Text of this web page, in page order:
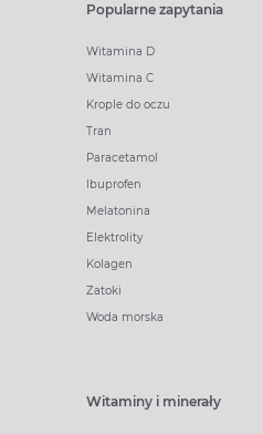
Popularne zapytania
Witamina D
Witamina C
Krople do oczu
Tran
Paracetamol
Ibuprofen
Melatonina
Elektrolity
Kolagen
Zatoki
Woda morska
Witaminy i minerały